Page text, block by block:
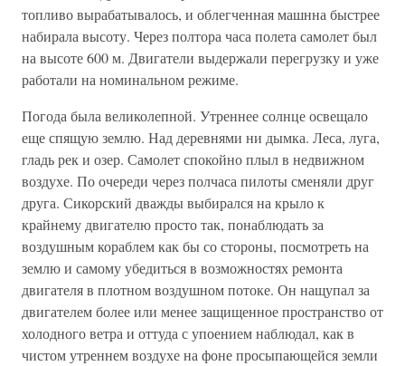
топливо вырабатывалось, и облегченная машнна быстрее
набирала высоту. Через полтора часа полета самолет был
на высоте 600 м. Двигатели выдержали перегрузку и уже
работали на номинальном режиме.
Погода была великолепной. Утреннее солнце освещало
еще спящую землю. Над деревнями ни дымка. Леса, луга,
гладь рек и озер. Самолет спокойно плыл в недвижном
воздухе. По очереди через полчаса пилоты сменяли друг
друга. Сикорский дважды выбирался на крыло к
крайнему двигателю просто так, понаблюдать за
воздушным кораблем как бы со стороны, посмотреть на
землю и самому убедиться в возможностях ремонта
двигателя в плотном воздушном потоке. Он нащупал за
двигателем более или менее защищенное пространство от
холодного ветра и оттуда с упоением наблюдал, как в
чистом утреннем воздухе на фоне просыпающейся земли